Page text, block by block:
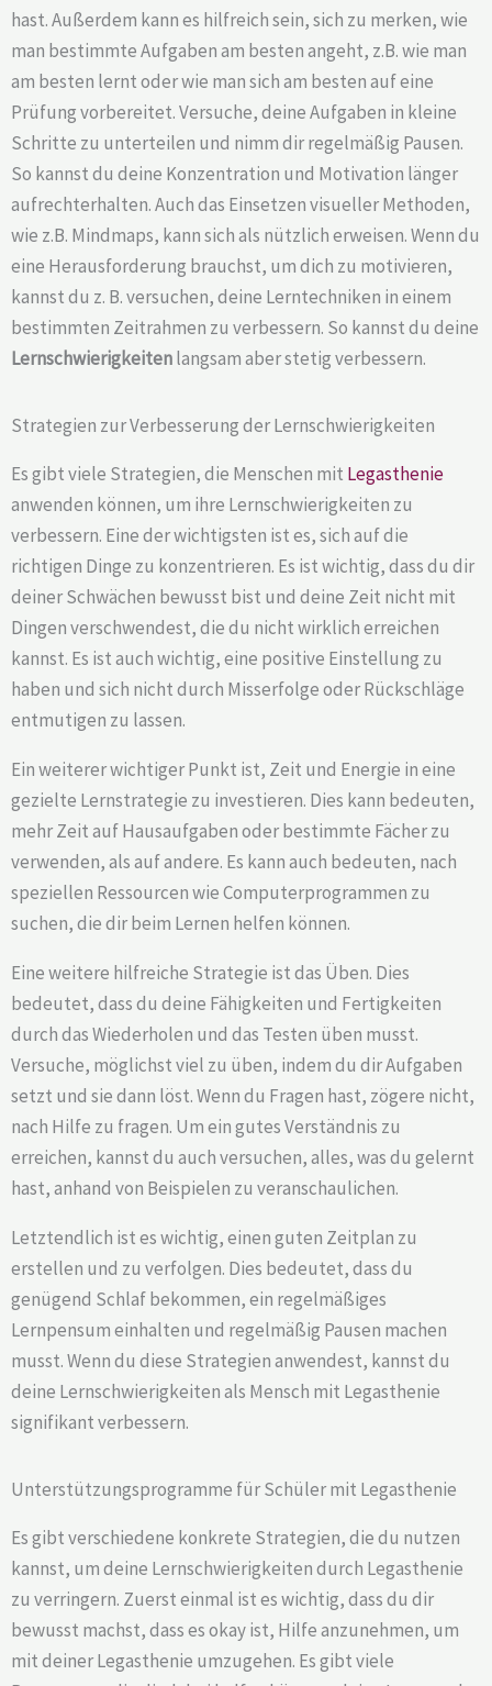
hast. Außerdem kann es hilfreich sein, sich zu merken, wie
man bestimmte Aufgaben am besten angeht, z.B. wie man
am besten lernt oder wie man sich am besten auf eine
Prüfung vorbereitet. Versuche, deine Aufgaben in kleine
Schritte zu unterteilen und nimm dir regelmäßig Pausen.
So kannst du deine Konzentration und Motivation länger
aufrechterhalten. Auch das Einsetzen visueller Methoden,
wie z.B. Mindmaps, kann sich als nützlich erweisen. Wenn du
eine Herausforderung brauchst, um dich zu motivieren,
kannst du z. B. versuchen, deine Lerntechniken in einem
bestimmten Zeitrahmen zu verbessern. So kannst du deine
Lernschwierigkeitenlangsam aber stetig verbessern.
Strategien zur Verbesserung der Lernschwierigkeiten
Es gibt viele Strategien, die Menschen mit Legasthenie
anwenden können, um ihre Lernschwierigkeiten zu
verbessern. Eine der wichtigsten ist es, sich auf die
richtigen Dinge zu konzentrieren. Es ist wichtig, dass du dir
deiner Schwächen bewusst bist und deine Zeit nicht mit
Dingen verschwendest, die du nicht wirklich erreichen
kannst. Es ist auch wichtig, eine positive Einstellung zu
haben und sich nicht durch Misserfolge oder Rückschläge
entmutigen zu lassen.
Ein weiterer wichtiger Punkt ist, Zeit und Energie in eine
gezielte Lernstrategie zu investieren. Dies kann bedeuten,
mehr Zeit auf Hausaufgaben oder bestimmte Fächer zu
verwenden, als auf andere. Es kann auch bedeuten, nach
speziellen Ressourcen wie Computerprogrammen zu
suchen, die dir beim Lernen helfen können.
Eine weitere hilfreiche Strategie ist das Üben. Dies
bedeutet, dass du deine Fähigkeiten und Fertigkeiten
durch das Wiederholen und das Testen üben musst.
Versuche, möglichst viel zu üben, indem du dir Aufgaben
setzt und sie dann löst. Wenn du Fragen hast, zögere nicht,
nach Hilfe zu fragen. Um ein gutes Verständnis zu
erreichen, kannst du auch versuchen, alles, was du gelernt
hast, anhand von Beispielen zu veranschaulichen.
Letztendlich ist es wichtig, einen guten Zeitplan zu
erstellen und zu verfolgen. Dies bedeutet, dass du
genügend Schlaf bekommen, ein regelmäßiges
Lernpensum einhalten und regelmäßig Pausen machen
musst. Wenn du diese Strategien anwendest, kannst du
deine Lernschwierigkeiten als Mensch mit Legasthenie
signifikant verbessern.
Unterstützungsprogramme für Schüler mit Legasthenie
Es gibt verschiedene konkrete Strategien, die du nutzen
kannst, um deine Lernschwierigkeiten durch Legasthenie
zu verringern. Zuerst einmal ist es wichtig, dass du dir
bewusst machst, dass es okay ist, Hilfe anzunehmen, um
mit deiner Legasthenie umzugehen. Es gibt viele